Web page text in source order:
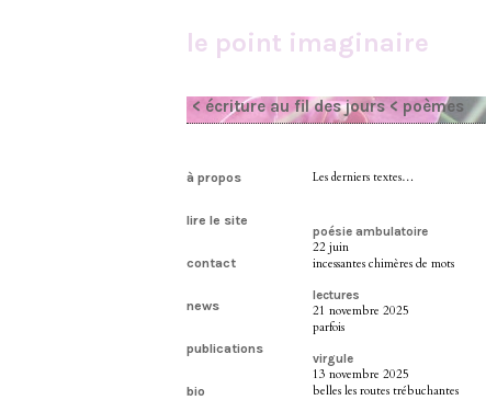
le point imaginaire
< écriture au fil des jours < poèmes
à propos
lire le site
contact
news
publications
bio
Les derniers textes…
poésie ambulatoire
22 juin
incessantes chimères de mots
lectures
21 novembre 2025
parfois
virgule
13 novembre 2025
belles les routes trébuchantes